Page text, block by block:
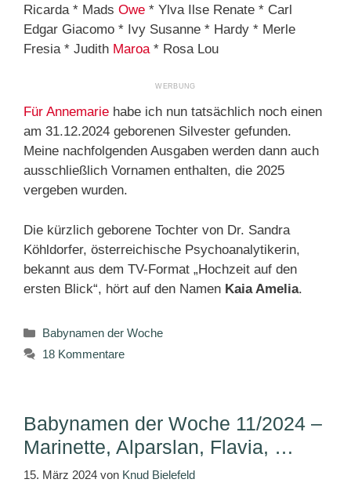
Ricarda * Mads Owe * Ylva Ilse Renate * Carl
Edgar Giacomo * Ivy Susanne * Hardy * Merle
Fresia * Judith Maroa * Rosa Lou
Für Annemarie habe ich nun tatsächlich noch einen
am 31.12.2024 geborenen Silvester gefunden.
Meine nachfolgenden Ausgaben werden dann auch
ausschließlich Vornamen enthalten, die 2025
vergeben wurden.
Die kürzlich geborene Tochter von Dr. Sandra
Köhldorfer, österreichische Psychoanalytikerin,
bekannt aus dem TV-Format „Hochzeit auf den
ersten Blick“, hört auf den Namen Kaia Amelia.
Kategorien
Babynamen der Woche
18 Kommentare
Babynamen der Woche 11/2024 –
Marinette, Alparslan, Flavia, …
15. März 2024 von Knud Bielefeld